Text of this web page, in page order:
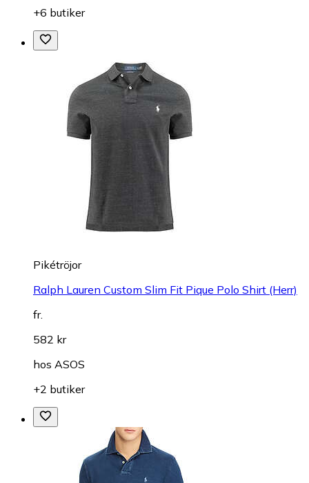
+6 butiker
Pikétröjor
Ralph Lauren Custom Slim Fit Pique Polo Shirt (Herr)
fr.
582 kr
hos ASOS
+2 butiker